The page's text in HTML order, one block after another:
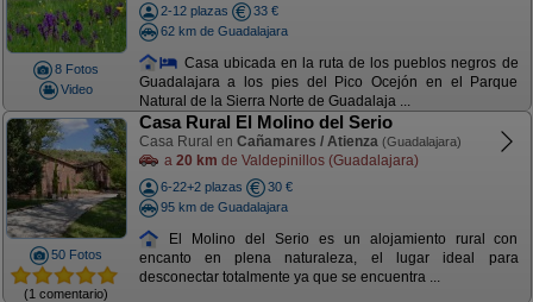
8 Fotos
Video
2-12 plazas
33 €
62 km de Guadalajara
Casa ubicada en la ruta de los pueblos negros de
Guadalajara a los pies del Pico Ocejón en el Parque
Natural de la Sierra Norte de Guadalaja ...
50 Fotos
(1 comentario)
Casa Rural El Molino del Serio
Casa Rural en Cañamares / Atienza (Guadalajara)
a 20 km de Valdepinillos (Guadalajara)
6-22+2 plazas
30 €
95 km de Guadalajara
El Molino del Serio es un alojamiento rural con
encanto en plena naturaleza, el lugar ideal para
desconectar totalmente ya que se encuentra ...